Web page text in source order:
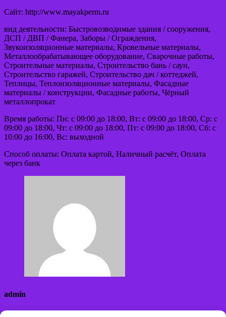
Сайт: http://www.mayakperm.ru
вид деятельности: Быстровозводимые здания / сооружения,
ДСП / ДВП / Фанера, Заборы / Ограждения,
Звукоизоляционные материалы, Кровельные материалы,
Металлообрабатывающее оборудование, Сварочные работы,
Строительные материалы, Строительство бань / саун,
Строительство гаражей, Строительство дач / коттеджей,
Теплицы, Теплоизоляционные материалы, Фасадные
материалы / конструкции, Фасадные работы, Чёрный
металлопрокат
Время работы: Пн: с 09:00 до 18:00, Вт: с 09:00 до 18:00, Ср: с
09:00 до 18:00, Чт: с 09:00 до 18:00, Пт: с 09:00 до 18:00, Сб: с
10:00 до 16:00, Вс: выходной
Способ оплаты: Оплата картой, Наличный расчёт, Оплата
через банк
admin
Сайт: